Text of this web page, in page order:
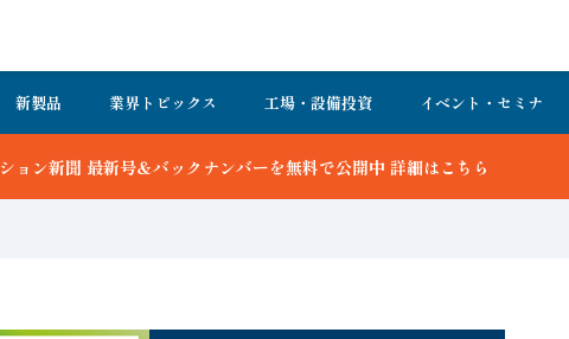
新製品 業界トピックス 工場・設備投資 イベント・セミナ
バーを無料で公開中 詳細はこちら